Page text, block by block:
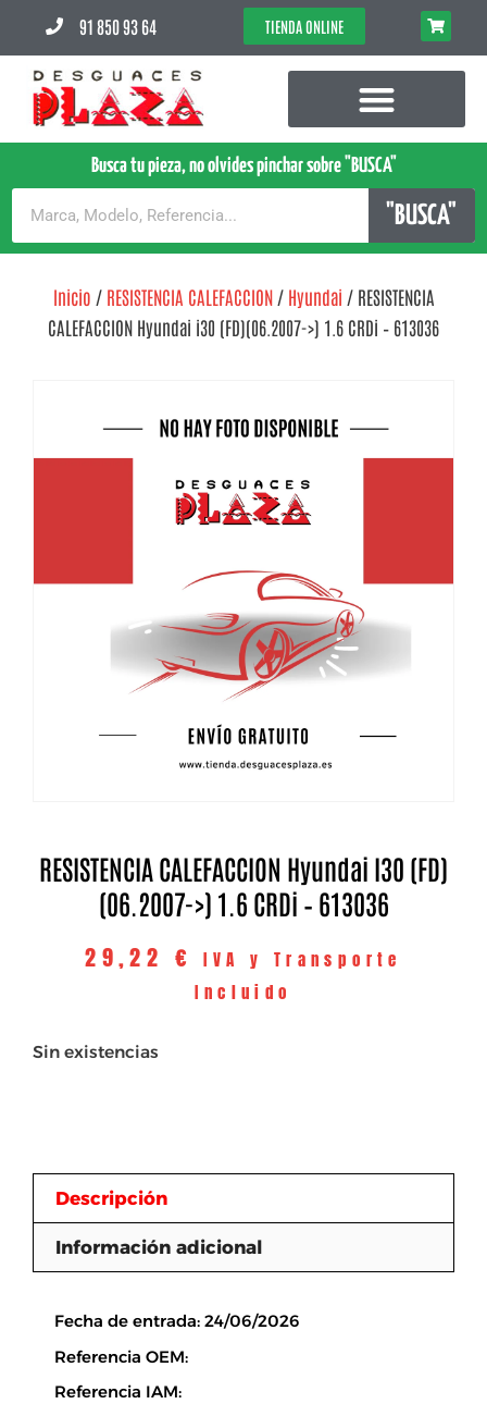
91 850 93 64 TIENDA ONLINE
Busca tu pieza, no olvides pinchar sobre "BUSCA"
"BUSCA"
Inicio / RESISTENCIA CALEFACCION/ Hyundai / RESISTENCIA
CALEFACCION Hyundai i30 (FD)(06.2007->) 1.6 CRDi – 613036
RESISTENCIA CALEFACCION Hyundai I30 (FD)
(06.2007->) 1.6 CRDi – 613036
29,22 €
IVA y Transporte
Incluido
Sin existencias
Descripción
Información adicional
Fecha de entrada: 24/06/2026
Referencia OEM:
Referencia IAM: